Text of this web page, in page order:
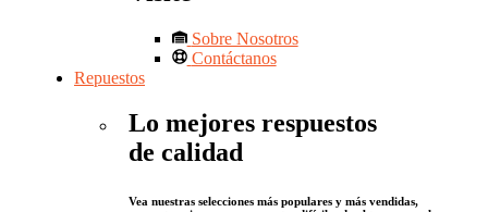
Sobre Nosotros
Contáctanos
Repuestos
Lo mejores respuestos
de calidad
Vea nuestras selecciones más populares y más vendidas,